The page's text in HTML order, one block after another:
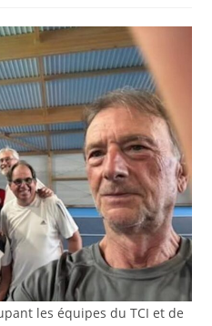
les équipes du TCI et de